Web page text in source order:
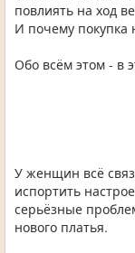
повлиять на ход
И почему покупка
Обо всём этом - в
У женщин всё
испортить
серьёзные
нового платья.